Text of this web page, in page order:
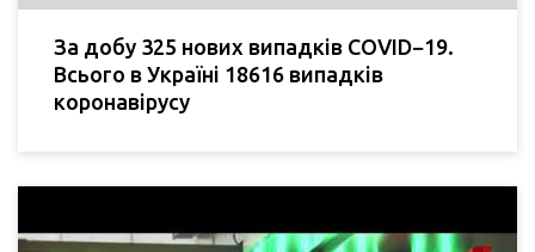
За добу 325 нових випадків COVID−19.
Всього в Україні 18616 випадків
коронавірусу